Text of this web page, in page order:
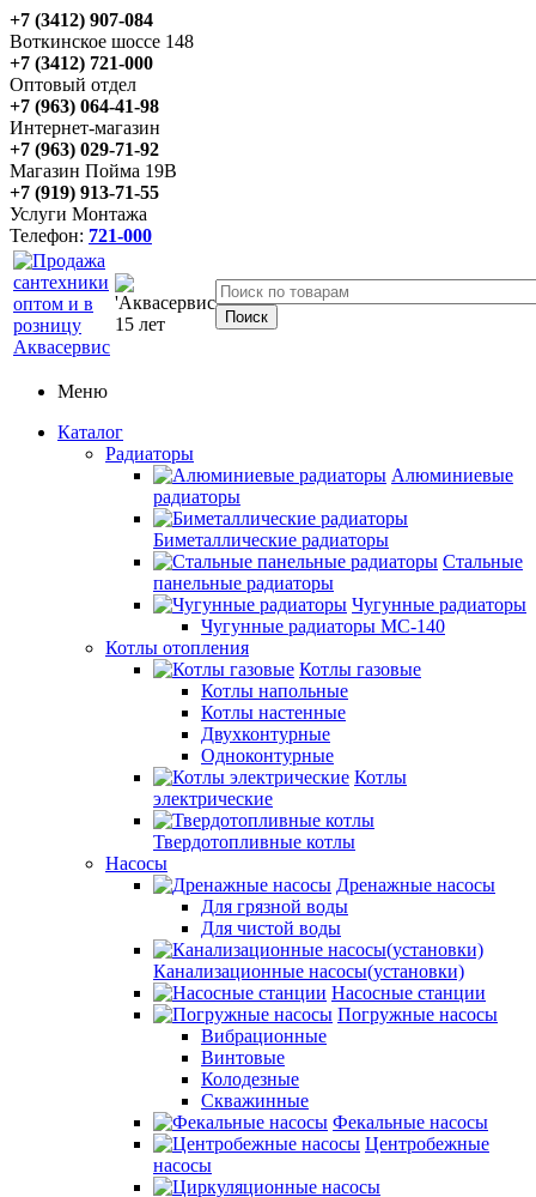
+7 (3412) 907-084
Воткинское шоссе 148
+7 (3412) 721-000
Оптовый отдел
+7 (963) 064-41-98
Интернет-магазин
+7 (963) 029-71-92
Магазин Пойма 19В
+7 (919) 913-71-55
Услуги Монтажа
Телефон: 721-000
Меню
Каталог
Радиаторы
Алюминиевые
радиаторы
Биметаллические радиаторы
Стальные
панельные радиаторы
Чугунные радиаторы
Чугунные радиаторы МС-140
Котлы отопления
Котлы газовые
Котлы напольные
Котлы настенные
Двухконтурные
Одноконтурные
Котлы
электрические
Твердотопливные котлы
Насосы
Дренажные насосы
Для грязной воды
Для чистой воды
Канализационные насосы(установки)
Насосные станции
Погружные насосы
Вибрационные
Винтовые
Колодезные
Скважинные
Фекальные насосы
Центробежные
насосы